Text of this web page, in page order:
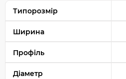
Типорозмір
Ширина
Профіль
Діаметр